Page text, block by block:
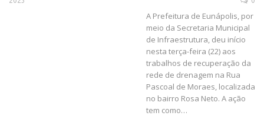
A Prefeitura de Eunápolis, por
meio da Secretaria Municipal
de Infraestrutura, deu início
nesta terça-feira (22) aos
trabalhos de recuperação da
rede de drenagem na Rua
Pascoal de Moraes, localizada
no bairro Rosa Neto. A ação
tem como…